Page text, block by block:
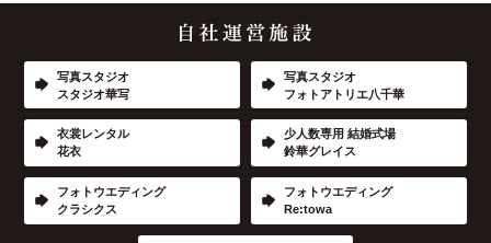
写真スタジオ
スタジオ華写
写真スタジオ
フォトアトリエ八千華
衣裳レンタル
花衣
少人数専用 結婚式場
鈴華グレイス
フォトウエディング
クラシクス
フォトウエディング
Re:towa